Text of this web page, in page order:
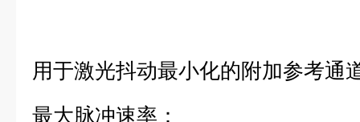
用于激光抖动最小化的附加参考通
最大脉冲速率：